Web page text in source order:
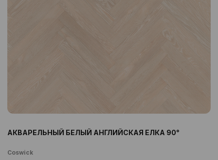
АКВАРЕЛЬНЫЙ БЕЛЫЙ АНГЛИЙСКАЯ ЕЛКА 90°
Coswick